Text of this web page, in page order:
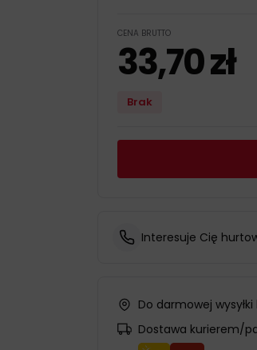
CENA BRUTTO
33,70zł
Brak
Interesuje Cię
Do darmowej
Dostawa kurierem/